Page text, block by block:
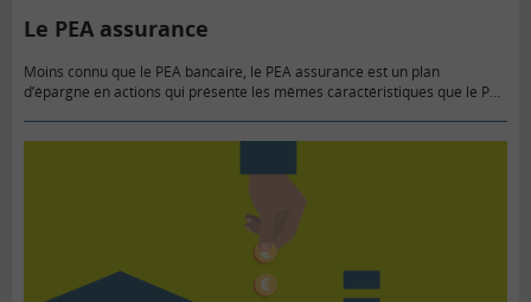
Le PEA assurance
Moins connu que le PEA bancaire, le PEA assurance est un plan
d’épargne en actions qui présente les mêmes caractéristiques que le PEA